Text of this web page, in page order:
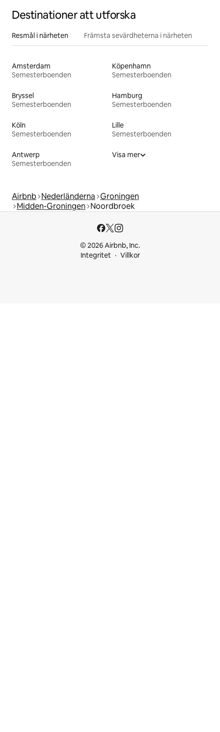
Destinationer att utforska
Resmål i närheten Främsta sevärdheterna i närheten
Amsterdam
Semesterboenden
Köpenhamn
Semesterboenden
Bryssel
Semesterboenden
Hamburg
Semesterboenden
Köln
Semesterboenden
Lille
Semesterboenden
Antwerp
Semesterboenden
Visa mer
Airbnb Nederländerna Groningen
Midden-Groningen Noordbroek
© 2026 Airbnb, Inc.
Integritet
Villkor